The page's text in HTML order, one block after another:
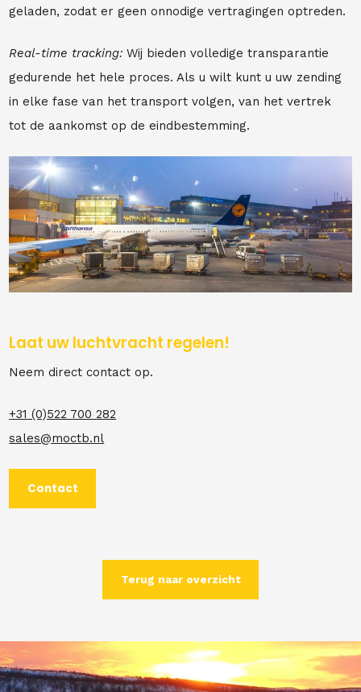
geladen, zodat er geen onnodige vertragingen optreden.
Real-time tracking: Wij bieden volledige transparantie
gedurende het hele proces. Als u wilt kunt u uw zending
in elke fase van het transport volgen, van het vertrek
tot de aankomst op de eindbestemming.
Laat uw luchtvracht regelen!
Neem direct contact op.
+31 (0)522 700 282
sales@moctb.nl
Contact
Terug naar overzicht